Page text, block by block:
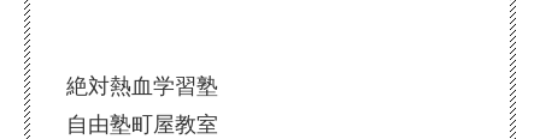
絶対熱血学習塾
自 由塾町屋教室